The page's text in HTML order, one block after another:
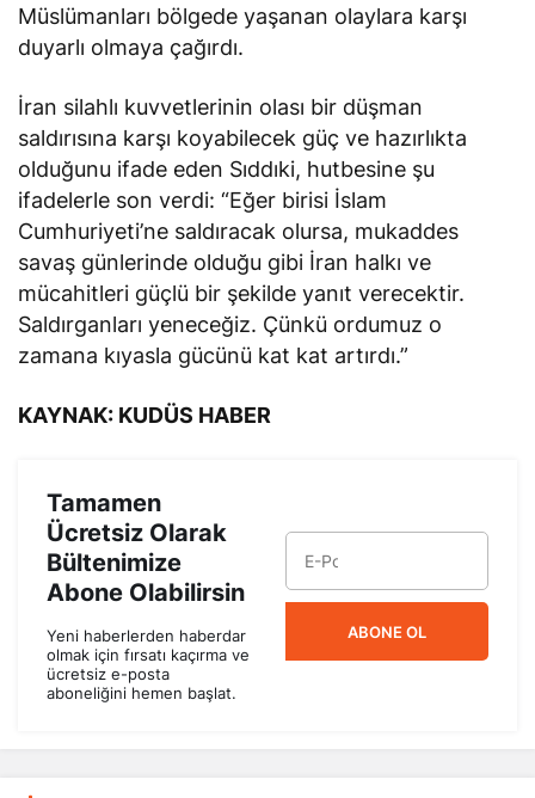
Müslümanları bölgede yaşanan olaylara karşı
duyarlı olmaya çağırdı.
İran silahlı kuvvetlerinin olası bir düşman
saldırısına karşı koyabilecek güç ve hazırlıkta
olduğunu ifade eden Sıddıki, hutbesine şu
ifadelerle son verdi: “Eğer birisi İslam
Cumhuriyeti’ne saldıracak olursa, mukaddes
savaş günlerinde olduğu gibi İran halkı ve
mücahitleri güçlü bir şekilde yanıt verecektir.
Saldırganları yeneceğiz. Çünkü ordumuz o
zamana kıyasla gücünü kat kat artırdı.”
KAYNAK: KUDÜS HABER
Tamamen
Ücretsiz Olarak
Bültenimize
Abone Olabilirsin
Yeni haberlerden haberdar
olmak için fırsatı kaçırma ve
ücretsiz e-posta
aboneliğini hemen başlat.
ABONE OL